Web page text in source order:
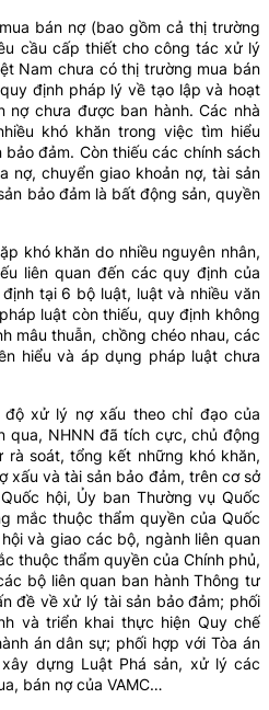
bán nợ (bao gồm cả thị trường
cầu cấp thiết cho công tác xử lý
Nam chưa có thị trường mua bán
định pháp lý về tạo lập và hoạt
nợ chưa được ban hành. Các nhà
khó khăn trong việc tìm hiểu
đảm. Còn thiếu các chính sách
nợ, chuyển giao khoản nợ, tài sản
bảo đảm là bất động sản, quyền
khó khăn do nhiều nguyên nhân,
liên quan đến các quy định của
tại 6 bộ luật, luật và nhiều văn
luật còn thiếu, quy định không
mâu thuẫn, chồng chéo nhau, các
hiểu và áp dụng pháp luật chưa
độ xử lý nợ xấu theo chỉ đạo của
qua, NHNN đã tích cực, chủ động
rà soát, tổng kết những khó khăn,
xấu và tài sản bảo đảm, trên cơ sở
hội, Ủy ban Thường vụ Quốc
mắc thuộc thẩm quyền của Quốc
và giao các bộ, ngành liên quan
thuộc thẩm quyền của Chính phủ,
bộ liên quan ban hành Thông tư
đề về xử lý tài sản bảo đảm; phối
và triển khai thực hiện Quy chế
án dân sự; phối hợp với Tòa án
dựng Luật Phá sản, xử lý các
bán nợ của VAMC…